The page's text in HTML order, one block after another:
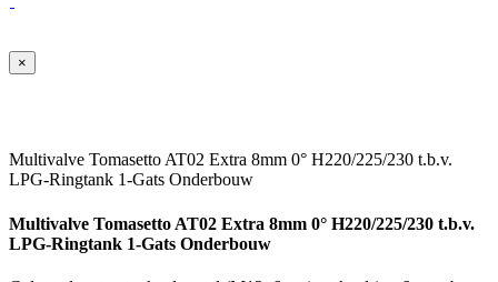
×
Multivalve Tomasetto AT02 Extra 8mm 0° H220/225/230 t.b.v.
LPG-Ringtank 1-Gats Onderbouw
Multivalve Tomasetto AT02 Extra 8mm 0° H220/225/230 t.b.v.
LPG-Ringtank 1-Gats Onderbouw